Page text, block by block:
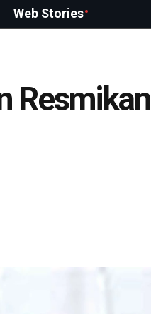
Web Stories
Resmikan